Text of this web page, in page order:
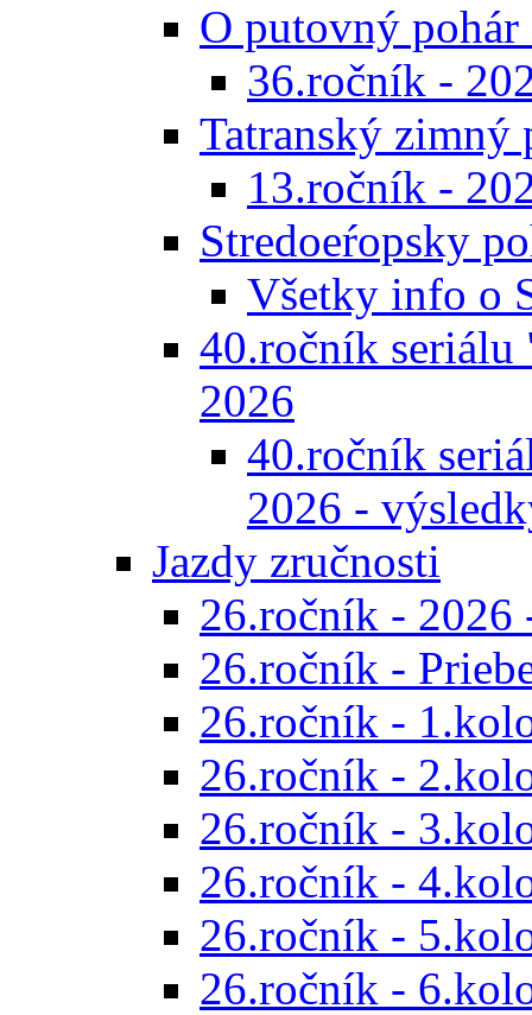
O putovný
36.ročník -
Tatranský zimný
13.ročník -
Stredoeŕopsky
Všetky info o
40.ročník
2026
40.ročník
2026 -
Jazdy zručnosti
26.ročník - 2026
26.ročník -
26.ročník -
26.ročník -
26.ročník -
26.ročník -
26.ročník -
26.ročník -